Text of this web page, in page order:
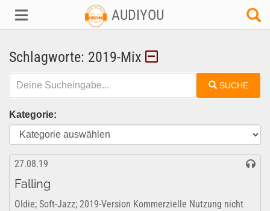
AUDIYOU
Schlagworte: 2019-Mix
SUCHE
Kategorie:
27.08.19
Falling
Oldie; Soft-Jazz; 2019-Version Kommerzielle Nutzung nicht